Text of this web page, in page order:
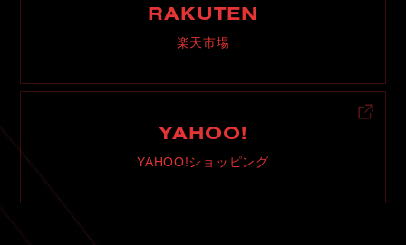
RAKUTEN
楽天市場
YAHOO!
YAHOO!ショッピング